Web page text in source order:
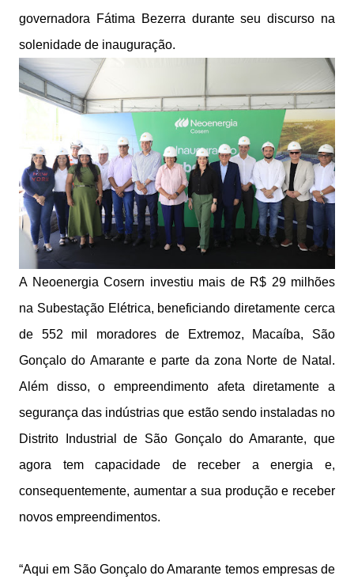
governadora Fátima Bezerra durante seu discurso na
solenidade de inauguração.
A Neoenergia Cosern investiu mais de R$ 29 milhões
na Subestação Elétrica, beneficiando diretamente cerca
de 552 mil moradores de Extremoz, Macaíba, São
Gonçalo do Amarante e parte da zona Norte de Natal.
Além disso, o empreendimento afeta diretamente a
segurança das indústrias que estão sendo instaladas no
Distrito Industrial de São Gonçalo do Amarante, que
agora tem capacidade de receber a energia e,
consequentemente, aumentar a sua produção e receber
novos empreendimentos.
“Aqui em São Gonçalo do Amarante temos empresas de